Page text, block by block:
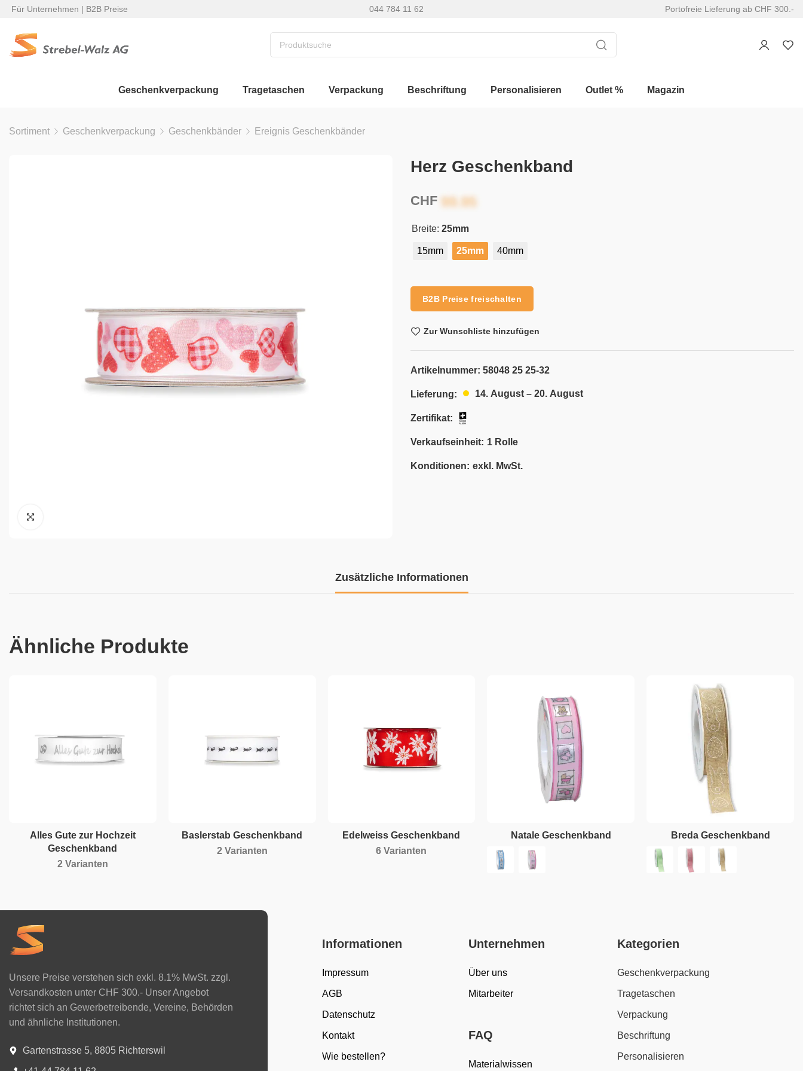
Für Unternehmen | B2B Preise 044 784 11 62 Portofreie Lieferung ab CHF 300.-
Geschenkverpackung Tragetaschen Verpackung Beschriftung Personalisieren Outlet % Magazin
Sortiment Geschenkverpackung Geschenkbänder Ereignis Geschenkbänder
Herz Geschenkband
CHF
Breite: 25mm
15mm 25mm 40mm
B2B Preise freischalten
Zur Wunschliste hinzufügen
Artikelnummer: 58048 25 25-32
Lieferung: 14. August – 20. August
Zertifikat:
Verkaufseinheit: 1 Rolle
Konditionen: exkl. MwSt.
Zusätzliche Informationen
Ähnliche Produkte
Alles Gute zur Hochzeit
Geschenkband
2 Varianten
Baslerstab Geschenkband
2 Varianten
Edelweiss Geschenkband
6 Varianten
Natale Geschenkband Breda Geschenkband
Unsere Preise verstehen sich exkl. 8.1% MwSt. zzgl.
Versandkosten unter CHF 300.- Unser Angebot
richtet sich an Gewerbetreibende, Vereine, Behörden
und ähnliche Institutionen.
Gartenstrasse 5, 8805 Richterswil
Informationen
Impressum
AGB
Datenschutz
Kontakt
Wie bestellen?
Unternehmen
Über uns
Mitarbeiter
FAQ
Materialwissen
Kategorien
Geschenkverpackung
Tragetaschen
Verpackung
Beschriftung
Personalisieren